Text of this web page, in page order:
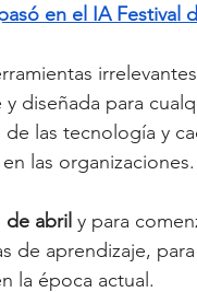
en el IA Festival
y diseñada para
las tecnología y
las organizaciones.
de abril y para
de aprendizaje,
la época actual.